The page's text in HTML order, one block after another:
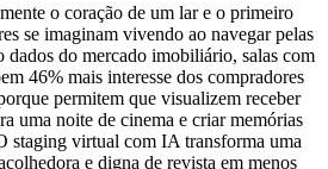
o coração de um lar e o primeiro
se imaginam vivendo ao navegar pelas
dados do mercado imobiliário, salas com
46% mais interesse dos compradores
permitem que visualizem receber
uma noite de cinema e criar memórias
staging virtual com IA transforma uma
e digna de revista em menos